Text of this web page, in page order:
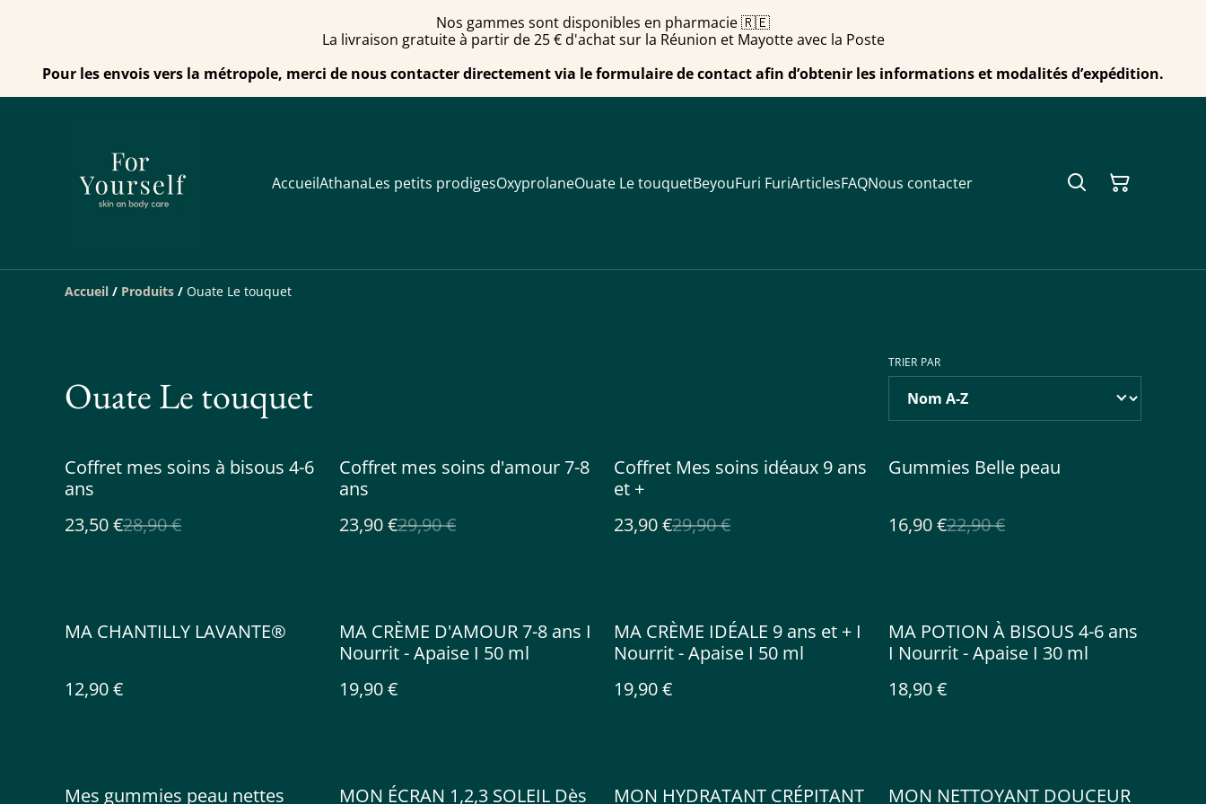
Nos gammes sont disponibles en pharmacie 🇷🇪
La livraison gratuite à partir de 25 € d'achat sur la Réunion et Mayotte avec la Poste
Pour les envois vers la métropole, merci de nous contacter directement via le formulaire de contact afin d’obtenir les informations et modalités d’expédition.
AccueilAthanaLes petits prodigesOxyprolaneOuate Le touquetBeyouFuri FuriArticlesFAQNous contacter
Accueil / Produits / Ouate Le touquet
Ouate Le touquet
TRIER PAR
%
Coffret mes soins à bisous 4-6
ans
23,50 €28,90 €
%
Coffret mes soins d'amour 7-8
ans
23,90 €29,90 €
%
Coffret Mes soins idéaux 9 ans
et +
23,90 €29,90 €
%
Gummies Belle peau
16,90 €22,90 €
MA CHANTILLY LAVANTE®
12,90 €
MA CRÈME D'AMOUR 7-8 ans I
Nourrit - Apaise I 50 ml
19,90 €
MA CRÈME IDÉALE 9 ans et + I
Nourrit - Apaise I 50 ml
19,90 €
MA POTION À BISOUS 4-6 ans
I Nourrit - Apaise I 30 ml
18,90 €
%
Mes gummies peau nettes MON ÉCRAN 1,2,3 SOLEIL Dès MON HYDRATANT CRÉPITANT MON NETTOYANT DOUCEUR